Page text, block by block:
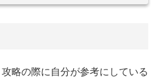
略の際に自分が参考にしている